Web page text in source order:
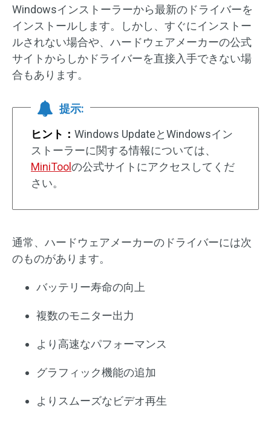
Windowsインストーラーから最新のドライバーを
インストールします。しかし、すぐにインストー
ルされない場合や、ハードウェアメーカーの公式
サイトからしかドライバーを直接入手できない場
合もあります。
提示:
ヒント： Windows UpdateとWindowsイン
ストーラーに関する情報については、
MiniToolの公式サイトにアクセスしてくだ
さい。
通常、ハードウェアメーカーのドライバーには次
のものがあります。
バッテリー寿命の向上
複数のモニター出力
より高速なパフォーマンス
グラフィック機能の追加
よりスムーズなビデオ再生